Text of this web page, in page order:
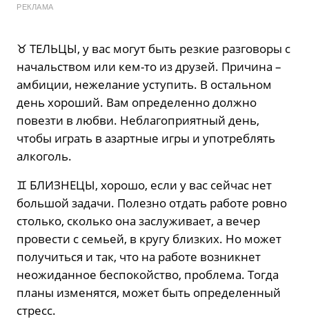
РЕКЛАМА
♉️ ТЕЛЬЦЫ, у вас могут быть резкие разговоры с
начальством или кем-то из друзей. Причина –
амбиции, нежелание уступить. В остальном
день хороший. Вам определенно должно
повезти в любви. Неблагоприятный день,
чтобы играть в азартные игры и употреблять
алкоголь.
♊️ БЛИЗНЕЦЫ, хорошо, если у вас сейчас нет
большой задачи. Полезно отдать работе ровно
столько, сколько она заслуживает, а вечер
провести с семьей, в кругу близких. Но может
получиться и так, что на работе возникнет
неожиданное беспокойство, проблема. Тогда
планы изменятся, может быть определенный
стресс.